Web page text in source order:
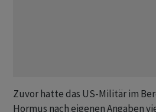
Zuvor hatte das US-Militär im
Hormus nach eigenen Angaben